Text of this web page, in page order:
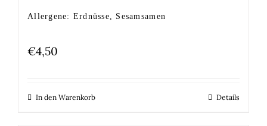
Allergene: Erdnüsse, Sesamsamen
€4,50
In den Warenkorb Details